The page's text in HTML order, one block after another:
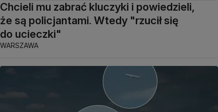
Chcieli mu zabrać kluczyki i powiedzieli,
że są policjantami. Wtedy "rzucił się
do ucieczki"
WARSZAWA